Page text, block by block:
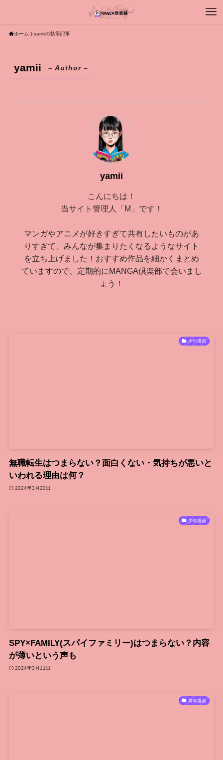
ホーム yamiiの執筆記事
yamii – Author –
yamii
こんにちは！
当サイト管理人「M」です！
マンガやアニメが好きすぎて共有したいものがあ
りすぎて、みんなが集まりたくなるようなサイト
を立ち上げました！おすすめ作品を細かくまとめ
ていますので、定期的にMANGA倶楽部で会いまし
ょう！
少年漫画
無職転生はつまらない？面白くない・気持ちが悪いと
いわれる理由は何？
2024年3月20日
少年漫画
SPY×FAMILY(スパイファミリー)はつまらない？内容
が薄いという声も
2024年3月11日
青年漫画